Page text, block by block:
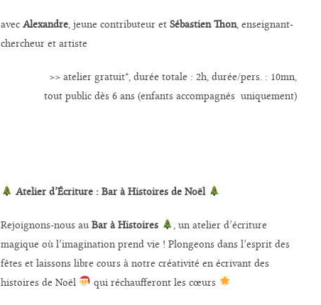
avecAlexandre, jeune contributeur etSébastien Thon, enseignant-
chercheur et artiste
>> atelier gratuit*, durée totale : 2h, durée/pers. : 10mn,
tout public dès 6 ans (enfants accompagnés uniquement)
Atelier d’Écriture : Bar à Histoires de Noël
Rejoignons-nous auBar à Histoires
, un atelier d’écriture
magique où l’imagination prend vie ! Plongeons dans l’esprit des
fêtes et laissons libre cours à notre créativité en écrivant des
histoires de Noël
qui réchaufferont les cœurs